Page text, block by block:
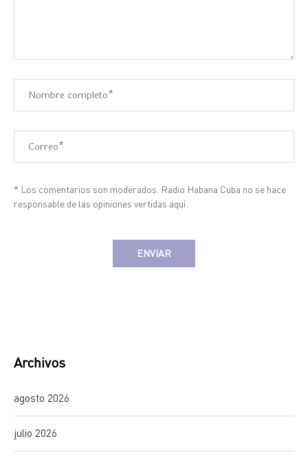
* Los comentarios son moderados. Radio Habana Cuba no se hace
responsable de las opiniones vertidas aquí.
Archivos
agosto 2026
julio 2026